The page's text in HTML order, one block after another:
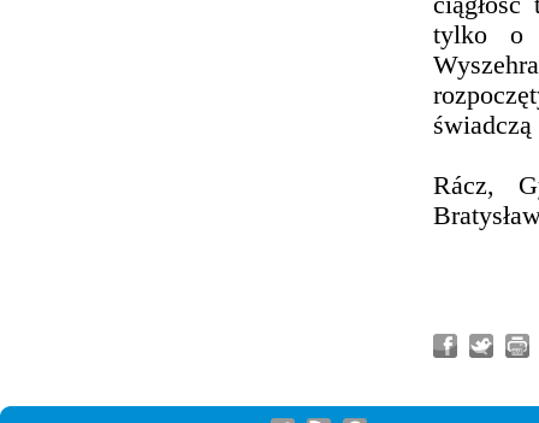
tylko o
Rácz,